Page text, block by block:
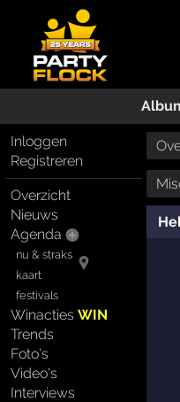
Inloggen
Registreren
Overzicht
Nieuws
Agenda
nu & straks
kaart
festivals
WinactiesWIN
Trends
Foto's
Video's
Interviews